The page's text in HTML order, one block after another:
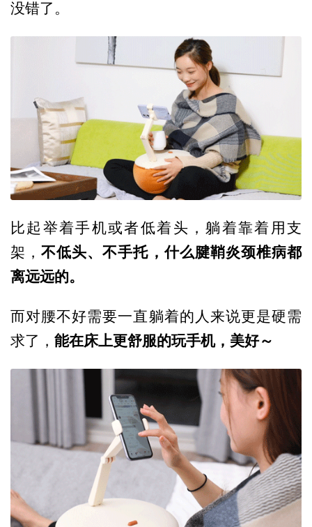
没错了。
比起举着手机或者低着头，躺着靠着用支
架，不低头、不手托，什么腱鞘炎颈椎病都
离远远的。
而对腰不好需要一直躺着的人来说更是硬需
求了， 能在床上更舒服的玩手机，美好～